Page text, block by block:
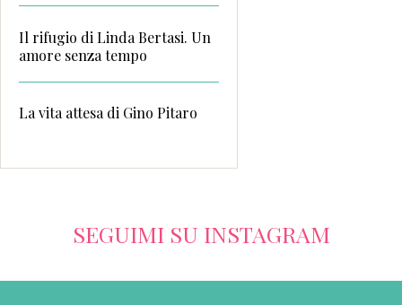
Il rifugio di Linda Bertasi. Un
amore senza tempo
La vita attesa di Gino Pitaro
SEGUIMI SU INSTAGRAM